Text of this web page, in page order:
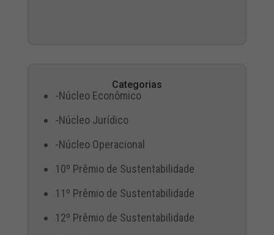
Categorias
-Núcleo Econômico
-Núcleo Jurídico
-Núcleo Operacional
10º Prêmio de Sustentabilidade
11º Prêmio de Sustentabilidade
12º Prêmio de Sustentabilidade